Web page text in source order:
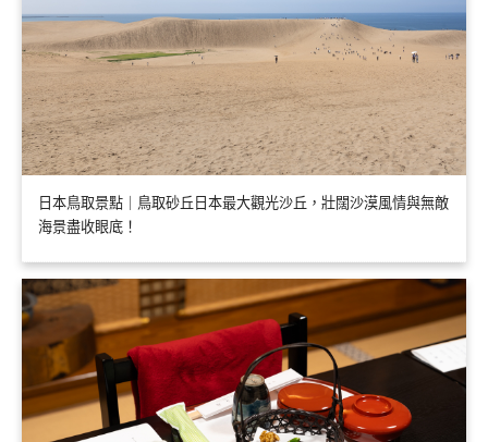
日本鳥取景點｜鳥取砂丘日本最大觀光沙丘，壯闊沙漠風情與無敵
海景盡收眼底！